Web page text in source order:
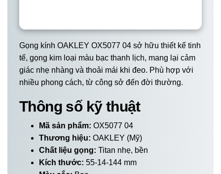
Gọng kính OAKLEY OX5077 04 sở hữu thiết kế tinh
tế, gọng kim loại màu bạc thanh lịch, mang lại cảm
giác nhẹ nhàng và thoải mái khi đeo. Phù hợp với
nhiều phong cách, từ công sở đến đời thường.
Thông số kỹ thuật
Mã sản phẩm: OX5077 04
Thương hiệu: OAKLEY (Mỹ)
Chất liệu gọng: Titan nhẹ, bền
Kích thước: 55-14-144 mm